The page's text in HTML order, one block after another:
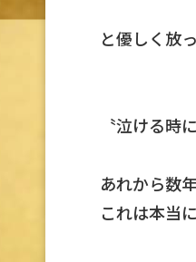
と優しく放
〝泣ける時
あれから数
これは本当